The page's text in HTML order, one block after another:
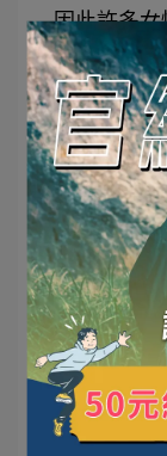
因此許多
她們的權利
⠀⠀⠀⠀⠀⠀
智利LGBTQ
保持中立，
但在卡斯特
支持博里克
⠀⠀⠀⠀⠀⠀
不過，就目
智利的
的歷史性勝
⠀⠀⠀⠀⠀⠀
Fundacion
Injoque）表